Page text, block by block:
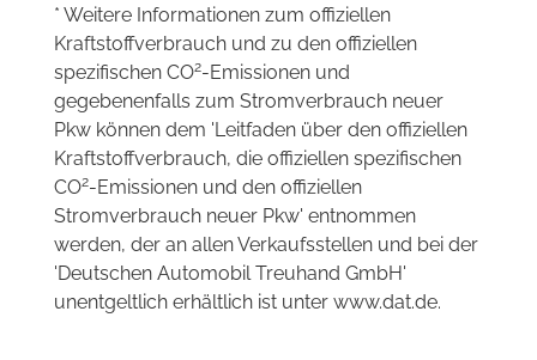
* Weitere Informationen zum offiziellen
Kraftstoffverbrauch und zu den offiziellen
spezifischen CO2-Emissionen und
gegebenenfalls zum Stromverbrauch neuer
Pkw können dem 'Leitfaden über den offiziellen
Kraftstoffverbrauch, die offiziellen spezifischen
CO2-Emissionen und den offiziellen
Stromverbrauch neuer Pkw' entnommen
werden, der an allen Verkaufsstellen und bei der
'Deutschen Automobil Treuhand GmbH'
unentgeltlich erhältlich ist unter www.dat.de.